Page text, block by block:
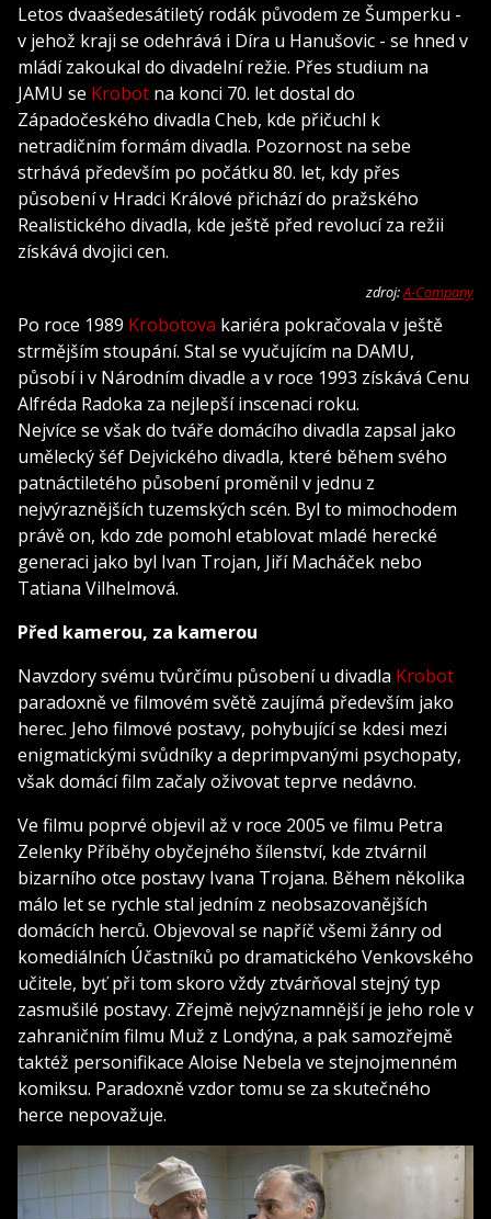
Letos dvaašedesátiletý rodák původem ze Šumperku -
v jehož kraji se odehrává i Díra u Hanušovic - se hned v
mládí zakoukal do divadelní režie. Přes studium na
JAMU se Krobot na konci 70. let dostal do
Západočeského divadla Cheb, kde přičuchl k
netradičním formám divadla. Pozornost na sebe
strhává především po počátku 80. let, kdy přes
působení v Hradci Králové přichází do pražského
Realistického divadla, kde ještě před revolucí za režii
získává dvojici cen.
zdroj:A-Company
Po roce 1989 Krobotova kariéra pokračovala v ještě
strmějším stoupání. Stal se vyučujícím na DAMU,
působí i v Národním divadle a v roce 1993 získává Cenu
Alfréda Radoka za nejlepší inscenaci roku.
Nejvíce se však do tváře domácího divadla zapsal jako
umělecký šéf Dejvického divadla, které během svého
patnáctiletého působení proměnil v jednu z
nejvýraznějších tuzemských scén. Byl to mimochodem
právě on, kdo zde pomohl etablovat mladé herecké
generaci jako byl Ivan Trojan, Jiří Macháček nebo
Tatiana Vilhelmová.
Před kamerou, za kamerou
Navzdory svému tvůrčímu působení u divadla Krobot
paradoxně ve filmovém světě zaujímá především jako
herec. Jeho filmové postavy, pohybující se kdesi mezi
enigmatickými svůdníky a deprimpvanými psychopaty,
však domácí film začaly oživovat teprve nedávno.
Ve filmu poprvé objevil až v roce 2005 ve filmu Petra
Zelenky Příběhy obyčejného šílenství, kde ztvárnil
bizarního otce postavy Ivana Trojana. Během několika
málo let se rychle stal jedním z neobsazovanějších
domácích herců. Objevoval se napříč všemi žánry od
komediálních Účastníků po dramatického Venkovského
učitele, byť při tom skoro vždy ztvárňoval stejný typ
zasmušilé postavy. Zřejmě nejvýznamnější je jeho role v
zahraničním filmu Muž z Londýna, a pak samozřejmě
taktéž personifikace Aloise Nebela ve stejnojmenném
komiksu. Paradoxně vzdor tomu se za skutečného
herce nepovažuje.